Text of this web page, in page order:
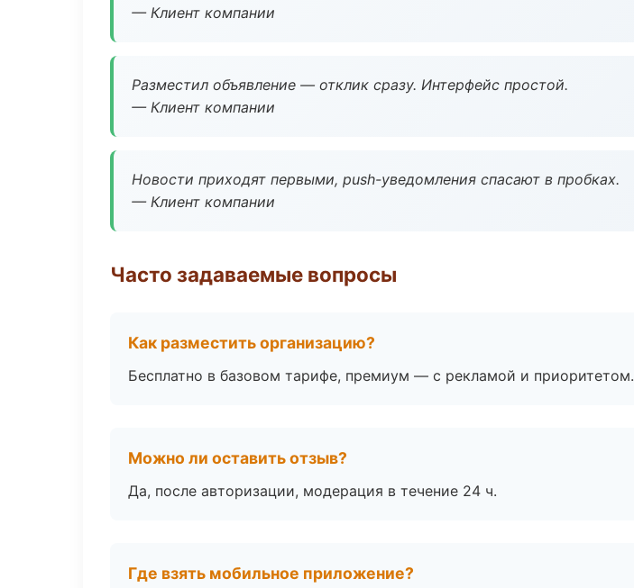
— Клиент компании
Разместил объявление — отклик сразу. Интерфейс простой.
— Клиент компании
Новости приходят первыми, push-уведомления спасают в пробках.
— Клиент компании
Часто задаваемые вопросы
Как разместить организацию?
Бесплатно в базовом тарифе, премиум — с рекламой и приоритетом.
Можно ли оставить отзыв?
Да, после авторизации, модерация в течение 24 ч.
Где взять мобильное приложение?